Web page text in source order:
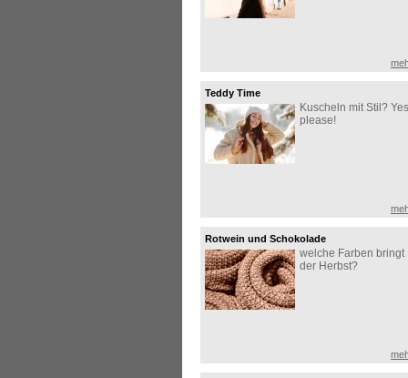
Teddy Time
Kuscheln mit Stil?
please!
Rotwein und Schokolade
welche Farben bringt
der Herbst?